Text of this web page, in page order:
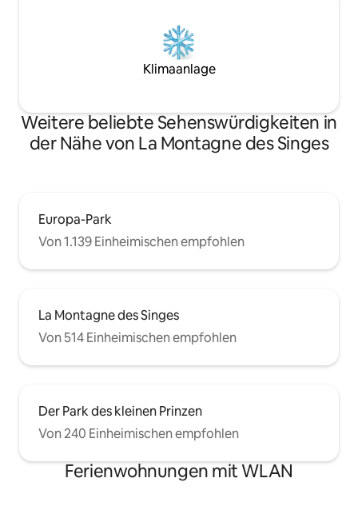
Klimaanlage
Weitere beliebte Sehenswürdigkeiten in
der Nähe von La Montagne des Singes
Europa-Park
Von 1.139 Einheimischen empfohlen
La Montagne des Singes
Von 514 Einheimischen empfohlen
Der Park des kleinen Prinzen
Von 240 Einheimischen empfohlen
Ferienwohnungen mit WLAN